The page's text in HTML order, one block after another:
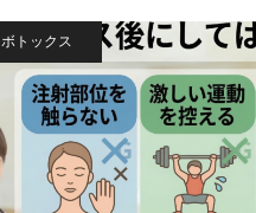
ボトックス